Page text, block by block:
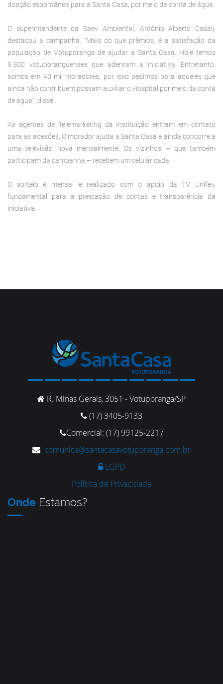
doação espontânea para a Santa Casa, por meio da conta de água.
O superintendente da Saev Ambiental, Antônio Alberto Casali,
destacou a campanha. “Mais do que prêmios, é a satisfação da
população de Votuporanga de ajudar a Santa Casa. Hoje temos
9.500 votuporanguenses que aderiram a iniciativa. Entretanto,
somos em 40 mil moradores, por isso pedimos para aqueles que
ainda não contribuem possam auxiliar o Hospital por meio da conta
de água”, disse.
As agentes de Telemarketing da Instituição entram em contato
para as adesões. O morador ajuda a Santa Casa e ainda concorre a
uma televisão nova mensalmente. Os vizinhos – que também
participam da campanha – recebem um celular cada.
O sorteio é mensal e realizado com o apoio da TV Unifev,
fundamental para a prestação de contas e transparência da
iniciativa.
R. Minas Gerais, 3051 - Votuporanga/SP
(17) 3405-9133
Comercial: (17) 99125-2217
comunica@santacasavotuporanga.com.br
LGPD
Política de Privacidade
Onde Estamos?